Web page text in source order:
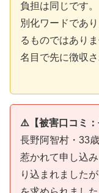
負担は同じです
別化ワードであ
るものではあり
名目で先に徴収さ
⚠️【被害口コミ：
長野阿智村・33
惹かれて申し込
り込まれました